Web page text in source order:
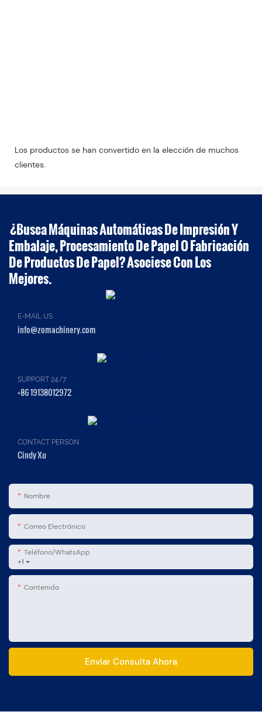
Los productos se han convertido en la elección de muchos
clientes.
¿Busca Máquinas Automáticas De Impresión Y
Embalaje, Procesamiento De Papel O Fabricación
De Productos De Papel? Asociese Con Los
Mejores.
E-MAIL US
info@zomachinery.com
SUPPORT 24/7
+86 19138012972
CONTACT PERSON:
Cindy Xu
Nombre
Correo Electrónico
+1
Teléfono/WhatsApp
Contenido
Enviar Consulta Ahora